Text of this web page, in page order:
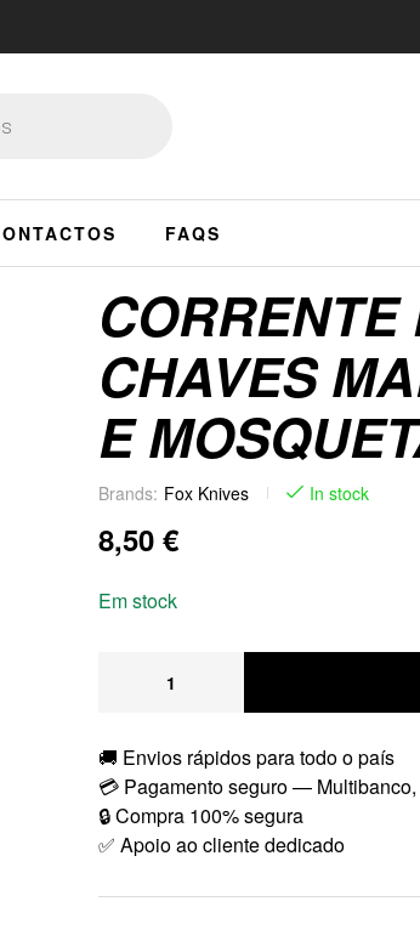
FAQS
CORRENTE
CHAVES
E
Brands: Fox Knives In stock
8,50 €
Em stock
🚚 Envios rápidos para todo o país
💳 Pagamento seguro — Multibanco,
🔒 Compra 100% segura
✅ Apoio ao cliente dedicado